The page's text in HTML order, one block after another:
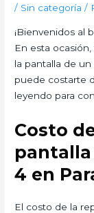
/ Sin categoría /
¡Bienvenidos al
En esta
la pantalla de un
puede costarte
leyendo para
Costo
pantalla
4 en
El costo de la